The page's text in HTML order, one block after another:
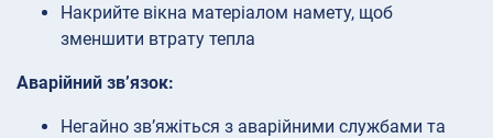
Накрийте вікна матеріалом намету, щоб
зменшити втрату тепла
Аварійний зв’язок:
Негайно зв’яжіться з аварійними службами та